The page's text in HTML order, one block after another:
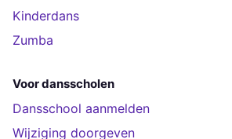
Kinderdans
Zumba
Voor dansscholen
Dansschool aanmelden
Wijziging doorgeven